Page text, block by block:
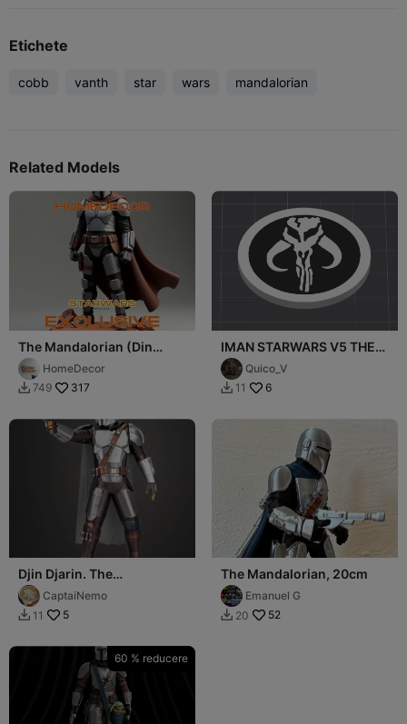
Etichete
cobb vanth star wars mandalorian
Related Models
The Mandalorian (Din
Djarin)HomeDecor
 749 317
IMAN STARWARS V5 THE
MANDALORIAN
Quico_V
 11 6
Djin Djarin. The
Mandalorian first season.
CaptaiNemo
 11 5
The Mandalorian, 20cm
Emanuel G
 20 52
60 % reducere